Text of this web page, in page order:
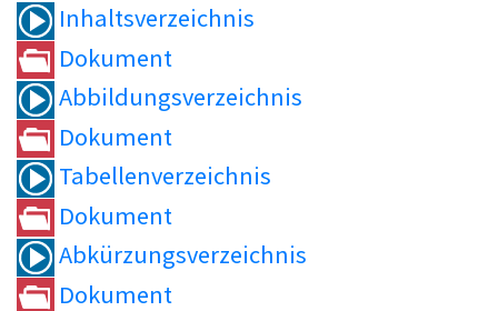
Inhaltsverzeichnis
Dokument
Abbildungsverzeichnis
Dokument
Tabellenverzeichnis
Dokument
Abkürzungsverzeichnis
Dokument